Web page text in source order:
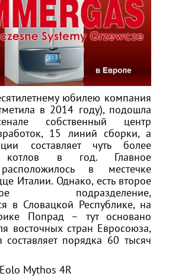
юбилею компания
в 2014 году), подошла
собственный центр
15 линий сборки, а
составляет чуть более
котлов в год. Главное
в местечке
Италии. Однако, есть второе
подразделение,
в Словацкой Республике, на
Попрад – тут основано
восточных стран Евросоюза,
составляет порядка 60 тысяч
Mythos 4R